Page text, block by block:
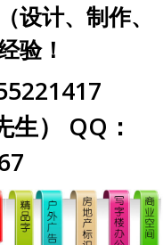
设计、制作、
验！
生） QQ：